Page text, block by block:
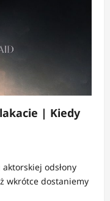
| Kiedy
odsłony
wkrótce dostaniemy